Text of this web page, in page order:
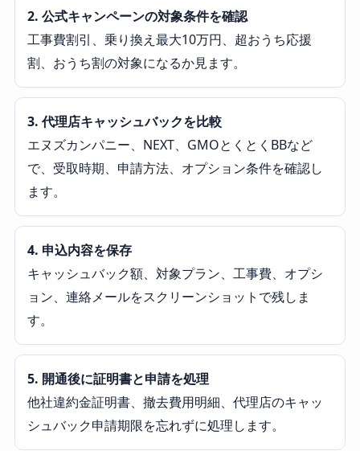
2. 公式キャンペーンの対象条件を確認
工事費割引、乗り換え最大10万円、超おうち応援
割、おうち割の対象になるか見ます。
3. 代理店キャッシュバックを比較
エヌズカンパニー、NEXT、GMOとくとくBBなど
で、受取時期、申請方法、オプション条件を確認し
ます。
4. 申込内容を保存
キャッシュバック額、対象プラン、工事費、オプシ
ョン、連絡メールをスクリーンショットで残しま
す。
5. 開通後に証明書と申請を処理
他社違約金証明書、撤去費用明細、代理店のキャッ
シュバック申請期限を忘れずに処理します。